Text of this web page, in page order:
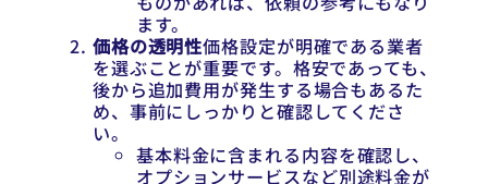
ます。
価格の透明性価格設定が明確である業者
を選ぶことが重要です。格安であっても、
後から追加費用が発生する場合もあるた
め、事前にしっかりと確認してくださ
い。
基本料金に含まれる内容を確認し、
オプションサービスなど別途料金が